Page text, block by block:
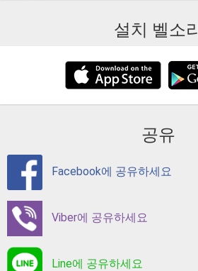
설치 벨소리
공유
Facebook에 공유하세요
Viber에 공유하세요
Line에 공유하세요